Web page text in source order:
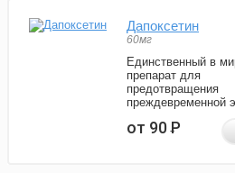
Дапоксетин
60мг
Единственный в
препарат для
предотвращения
преждевременной
от 90Р